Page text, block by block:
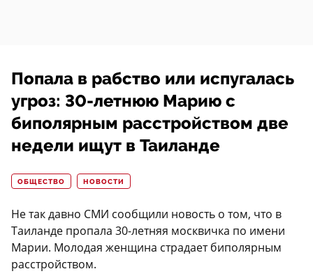
Попала в рабство или испугалась
угроз: 30-летнюю Марию с
биполярным расстройством две
недели ищут в Таиланде
ОБЩЕСТВО НОВОСТИ
Не так давно СМИ сообщили новость о том, что в
Таиланде пропала 30-летняя москвичка по имени
Марии. Молодая женщина страдает биполярным
расстройством.